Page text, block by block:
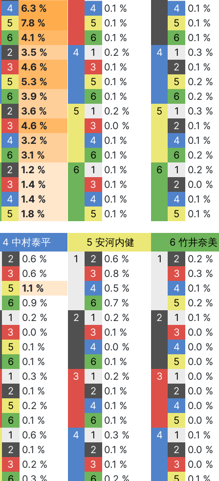
4
6.3 %
5
7.8 %
6
4.1 %
2
3.5 %
3
4.6 %
5
5.3 %
6
3.9 %
2
3.6 %
3
4.6 %
4
3.2 %
6
3.1 %
2
1.2 %
3
1.4 %
4
1.4 %
5
1.8 %
4
0.1 %
5
0.1 %
6
0.1 %
4
1
0.2 %
3
0.1 %
5
0.1 %
6
0.1 %
5
1
0.2 %
3
0.0 %
4
0.1 %
6
0.1 %
6
1
0.1 %
3
0.1 %
4
0.1 %
5
0.1 %
4
0.1 %
5
0.1 %
6
0.1 %
4
1
0.3 %
2
0.1 %
5
0.2 %
6
0.2 %
5
1
0.3 %
2
0.1 %
4
0.1 %
6
0.2 %
6
1
0.2 %
2
0.0 %
4
0.1 %
5
0.1 %
4 中村泰平
2
0.6 %
3
0.6 %
5
1.1 %
6
0.9 %
1
0.2 %
3
0.0 %
5
0.1 %
6
0.1 %
1
0.3 %
2
0.1 %
5
0.2 %
6
0.1 %
1
0.6 %
2
0.1 %
3
0.2 %
5 安河内健
1
2
0.6 %
3
0.8 %
4
0.5 %
6
0.7 %
2
1
0.2 %
3
0.1 %
4
0.0 %
6
0.1 %
3
1
0.2 %
2
0.1 %
4
0.1 %
6
0.1 %
4
1
0.3 %
2
0.1 %
3
0.1 %
6 竹井奈美
1
2
0.2 %
3
0.3 %
4
0.1 %
5
0.2 %
2
1
0.1 %
3
0.0 %
4
0.0 %
5
0.0 %
3
1
0.0 %
2
0.0 %
4
0.0 %
5
0.0 %
4
1
0.1 %
2
0.0 %
3
0.0 %